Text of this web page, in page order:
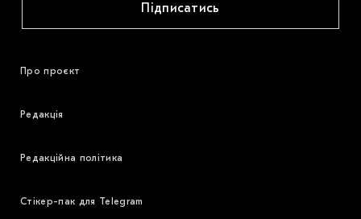
Підписатись
Про проєкт
Редакція
Редакційна політика
Стікер-пак для Telegram